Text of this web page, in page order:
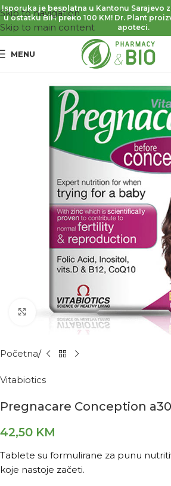
Skip to navigation
Skip to main content
Isporuka je besplatna u Kantonu Sarajevo
u ostatku BiH preko 100 KM! Dr. Plant
apoteci.
MENU
Kliknite za povećanje
Početna
Vitabiotics
Pregnacare Conception
42,50 KM
Tablete su formulirane za punu
koje nastoje začeti.